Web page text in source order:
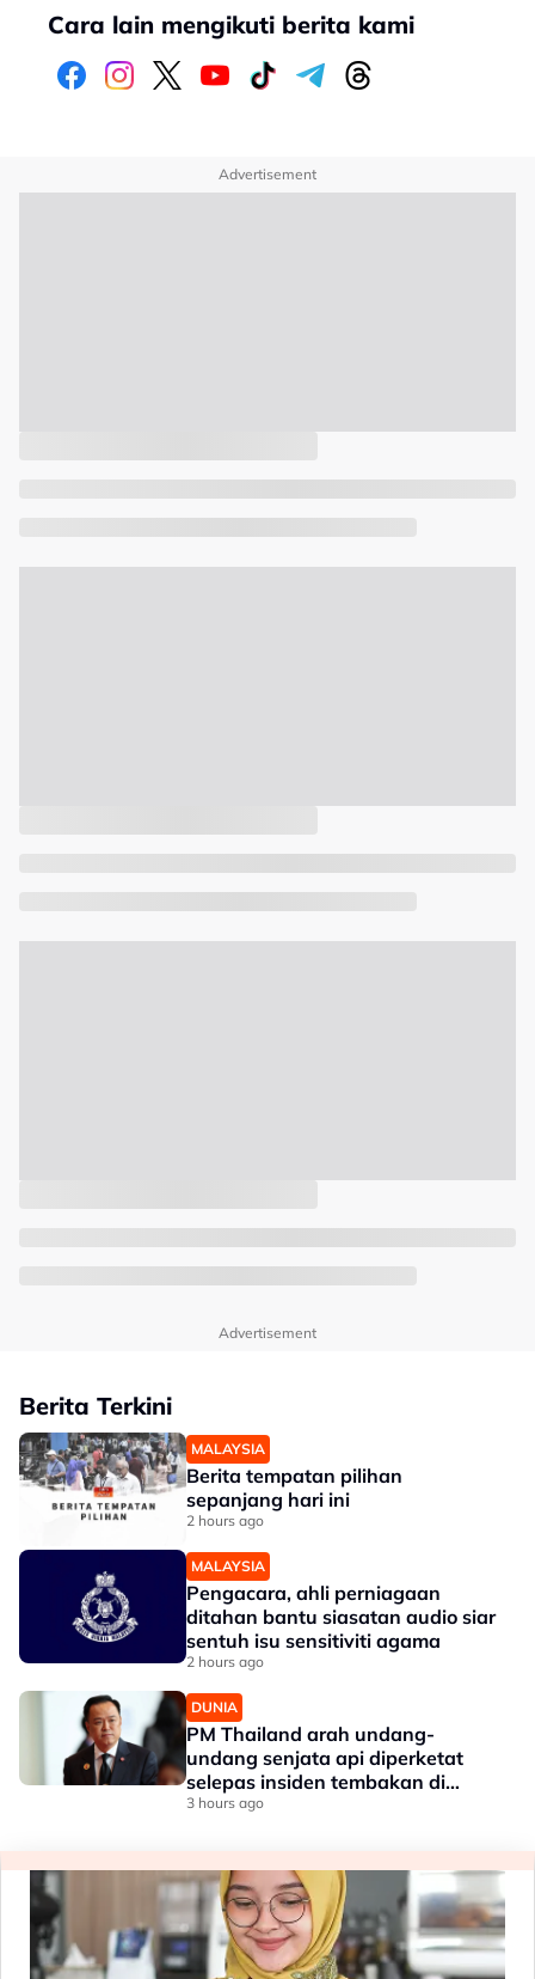
Cara lain mengikuti berita kami
Advertisement
Advertisement
Berita Terkini
MALAYSIA
Berita tempatan pilihan
sepanjang hari ini
2 hours ago
MALAYSIA
Pengacara, ahli perniagaan
ditahan bantu siasatan audio siar
sentuh isu sensitiviti agama
2 hours ago
DUNIA
PM Thailand arah undang-
undang senjata api diperketat
selepas insiden tembakan di
sekolah
3 hours ago